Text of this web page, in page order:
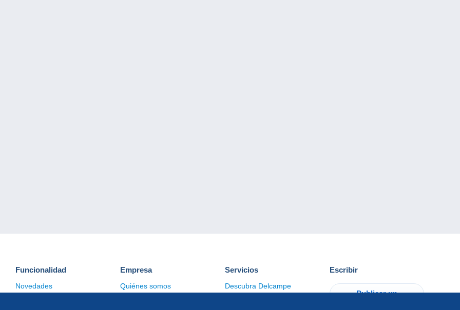
Funcionalidad
Novedades
Empresa
Quiénes somos
Servicios
Descubra Delcampe
Escribir
Publicar un